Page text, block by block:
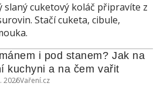
slaný cuketový koláč připravíte z
Stačí cuketa, cibule,
i pod stanem? Jak na
kuchyni a na čem vařit
2026Vaření.cz